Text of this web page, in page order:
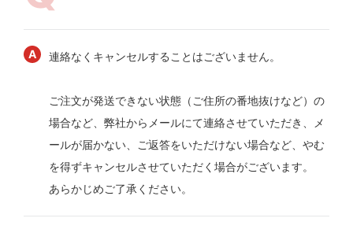
連絡なくキャンセルすることはございません。
ご注文が発送できない状態（ご住所の番地抜けなど）の
場合など、弊社からメールにて連絡させていただき、メ
ールが届かない、ご返答をいただけない場合など、やむ
を得ずキャンセルさせていただく場合がございます。
あらかじめご了承ください。